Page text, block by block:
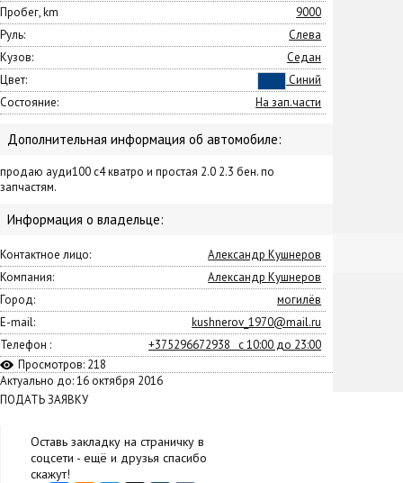
Пробег, km
9000
Руль:
Слева
Кузов:
Седан
Цвет:
Синий
Состояние:
На зап.части
Дополнительная информация об автомобиле:
продаю ауди100 с4 кватро и простая 2.0 2.3 бен. по
запчастям.
Информация о владельце:
Контактное лицо:
Александр Кушнеров
Компания:
Александр Кушнеров
Город:
могилёв
E-mail:
kushnerov_1970@mail.ru
Телефон :
+375296672938 с 10:00 до 23:00
Просмотров: 218
Актуально до: 16 октября 2016
ПОДАТЬ ЗАЯВКУ
Оставь закладку на страничку в
соцсети - ещё и друзья спасибо
скажут!